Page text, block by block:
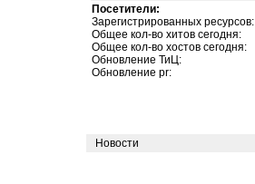
Посетители:
Зарегистрированных ресурсов:
Общее кол-во хитов сегодня:
Общее кол-во хостов сегодня:
Обновление ТиЦ:
Обновление pr:
Новости